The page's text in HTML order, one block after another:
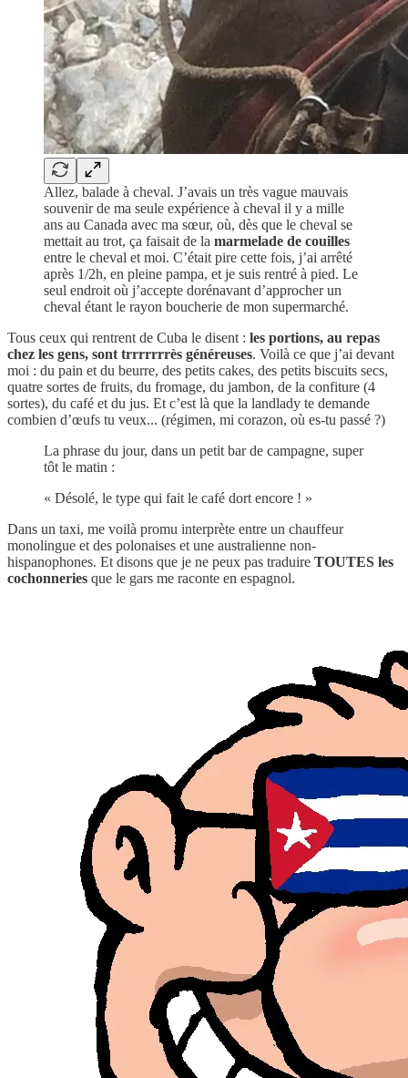
Allez, balade à cheval. J’avais un très vague mauvais
souvenir de ma seule expérience à cheval il y a mille
ans au Canada avec ma sœur, où, dès que le cheval se
mettait au trot, ça faisait de la marmelade de couilles
entre le cheval et moi. C’était pire cette fois, j’ai arrêté
après 1/2h, en pleine pampa, et je suis rentré à pied. Le
seul endroit où j’accepte dorénavant d’approcher un
cheval étant le rayon boucherie de mon supermarché.
Tous ceux qui rentrent de Cuba le disent : les portions, au repas
chez les gens, sont trrrrrrrès généreuses. Voilà ce que j’ai devant
moi : du pain et du beurre, des petits cakes, des petits biscuits secs,
quatre sortes de fruits, du fromage, du jambon, de la confiture (4
sortes), du café et du jus. Et c’est là que la landlady te demande
combien d’œufs tu veux... (régimen, mi corazon, où es-tu passé ?)
La phrase du jour, dans un petit bar de campagne, super
tôt le matin :
« Désolé, le type qui fait le café dort encore ! »
Dans un taxi, me voilà promu interprète entre un chauffeur
monolingue et des polonaises et une australienne non-
hispanophones. Et disons que je ne peux pas traduire TOUTES les
cochonneries que le gars me raconte en espagnol.